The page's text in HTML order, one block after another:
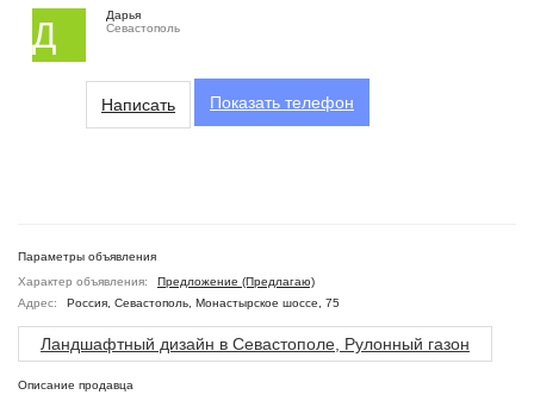
Д
Дарья
Севастополь
Написать Показать телефон
Параметры объявления
Характер объявления:
Предложение (Предлагаю)
Адрес:
Россия, Севастополь, Монастырское шоссе, 75
Ландшафтный дизайн в Севастополе, Рулонный газон
Описание продавца